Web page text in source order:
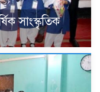
সাংস্কৃতিক